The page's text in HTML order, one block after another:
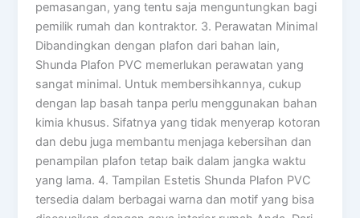
pemasangan, yang tentu saja menguntungkan bagi
pemilik rumah dan kontraktor. 3. Perawatan Minimal
Dibandingkan dengan plafon dari bahan lain,
Shunda Plafon PVC memerlukan perawatan yang
sangat minimal. Untuk membersihkannya, cukup
dengan lap basah tanpa perlu menggunakan bahan
kimia khusus. Sifatnya yang tidak menyerap kotoran
dan debu juga membantu menjaga kebersihan dan
penampilan plafon tetap baik dalam jangka waktu
yang lama. 4. Tampilan Estetis Shunda Plafon PVC
tersedia dalam berbagai warna dan motif yang bisa